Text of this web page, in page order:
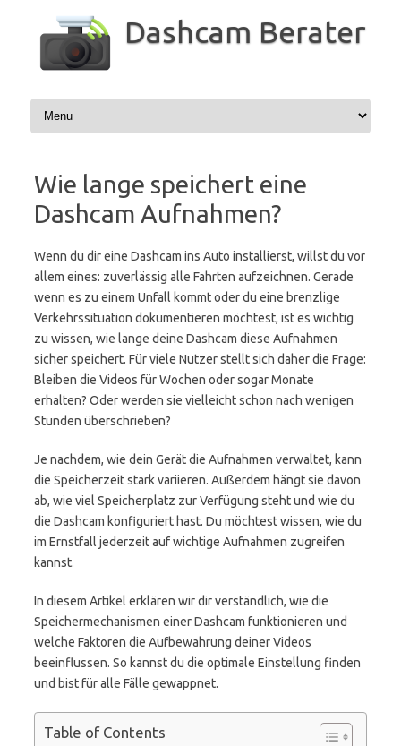
springen
Dashcam Berater
Wie lange speichert eine
Dashcam Aufnahmen?
Wenn du dir eine Dashcam ins Auto installierst, willst du vor
allem eines: zuverlässig alle Fahrten aufzeichnen. Gerade
wenn es zu einem Unfall kommt oder du eine brenzlige
Verkehrssituation dokumentieren möchtest, ist es wichtig
zu wissen, wie lange deine Dashcam diese Aufnahmen
sicher speichert. Für viele Nutzer stellt sich daher die Frage:
Bleiben die Videos für Wochen oder sogar Monate
erhalten? Oder werden sie vielleicht schon nach wenigen
Stunden überschrieben?
Je nachdem, wie dein Gerät die Aufnahmen verwaltet, kann
die Speicherzeit stark variieren. Außerdem hängt sie davon
ab, wie viel Speicherplatz zur Verfügung steht und wie du
die Dashcam konfiguriert hast. Du möchtest wissen, wie du
im Ernstfall jederzeit auf wichtige Aufnahmen zugreifen
kannst.
In diesem Artikel erklären wir dir verständlich, wie die
Speichermechanismen einer Dashcam funktionieren und
welche Faktoren die Aufbewahrung deiner Videos
beeinflussen. So kannst du die optimale Einstellung finden
und bist für alle Fälle gewappnet.
Table of Contents